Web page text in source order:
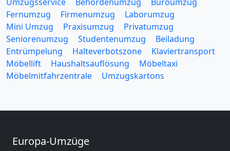
Fernumzug
Firmenumzug
Laborumzug
Mini Umzug
Praxisumzug
Privatumzug
Seniorenumzug
Studentenumzug
Beiladung
Entrümpelung
Halteverbotszone
Klaviertransport
Möbellift
Haushaltsauflösung
Möbeltaxi
Möbelmitfahrzentrale
Umzugskartons
Europa-Umzüge